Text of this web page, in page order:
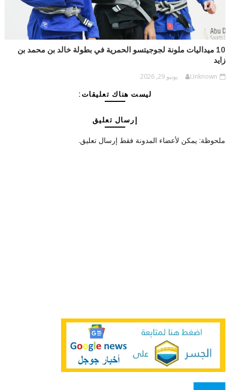
10 ميداليات ملونة لجوجيتسو الحمرية في بطولة خالد بن محمد بن
زايد
Unknown يونيو 29, 2026
ليست هناك تعليقات:
إرسال تعليق
ملحوظة: يمكن لأعضاء المدونة فقط إرسال تعليق.